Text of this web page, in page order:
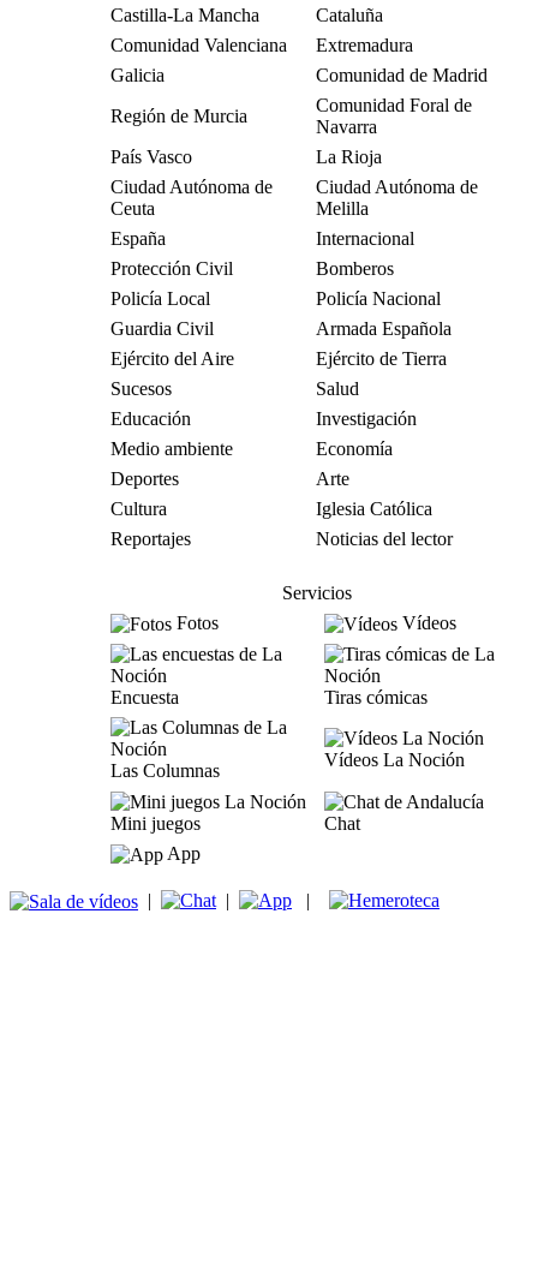
Castilla-La Mancha
Cataluña
Comunidad Valenciana
Extremadura
Galicia
Comunidad de Madrid
Región de Murcia
Comunidad Foral de
Navarra
País Vasco
La Rioja
Ciudad Autónoma de
Ceuta
Ciudad Autónoma de
Melilla
España
Internacional
Protección Civil
Bomberos
Policía Local
Policía Nacional
Guardia Civil
Armada Española
Ejército del Aire
Ejército de Tierra
Sucesos
Salud
Educación
Investigación
Medio ambiente
Economía
Deportes
Arte
Cultura
Iglesia Católica
Reportajes
Noticias del lector
Servicios
Fotos
Vídeos
Encuesta Tiras cómicas
Las Columnas
Vídeos La Noción
Mini juegos
Chat
App
| | |